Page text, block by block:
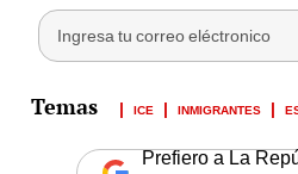
ICE INMIGRANTES
Prefiero a La